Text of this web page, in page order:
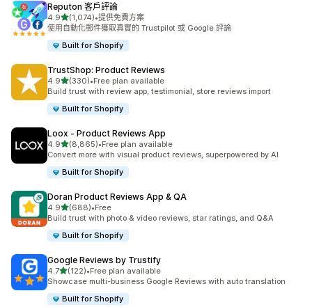
Reputon 客戶評論
4.9滿分 5 顆星
(1,074)
共有 1074 則評價
•提供免費方案
使用自動化郵件獲取真實的 Trustpilot 或 Google 評論
Built for Shopify
TrustShop: Product Reviews
4.9滿分 5 顆星
(330)
共有 330 則評價
•Free plan available
Build trust with review app, testimonial, store reviews import
Built for Shopify
Loox ‑ Product Reviews App
4.9滿分 5 顆星
(8,865)
共有 8865 則評價
•Free plan available
Convert more with visual product reviews, superpowered by AI
Built for Shopify
Doran Product Reviews App & QA
4.9滿分 5 顆星
(688)
共有 688 則評價
•Free
Build trust with photo & video reviews, star ratings, and Q&A
Built for Shopify
Google Reviews by Trustify
4.7滿分 5 顆星
(122)
共有 122 則評價
•Free plan available
Showcase multi-business Google Reviews with auto translation
Built for Shopify